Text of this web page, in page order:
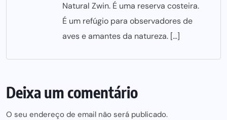
Natural Zwin. É uma reserva costeira.
É um refúgio para observadores de
aves e amantes da natureza. […]
Deixa um comentário
O seu endereço de email não será publicado.